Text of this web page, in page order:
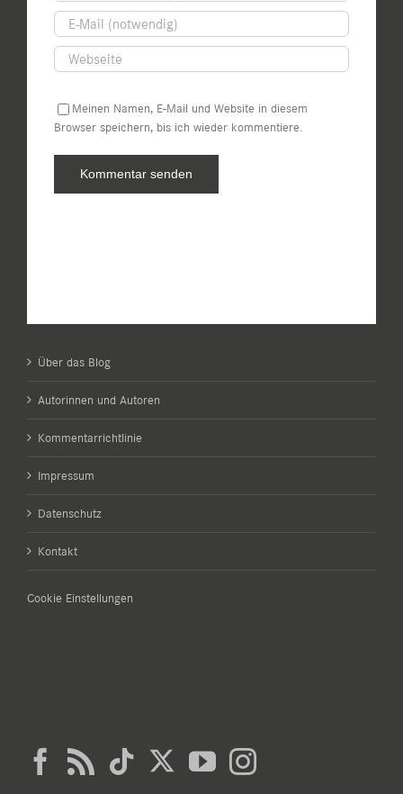
Meinen Namen, E-Mail und Website in diesem
Browser speichern, bis ich wieder kommentiere.
Über das Blog
Autorinnen und Autoren
Kommentarrichtlinie
Impressum
Datenschutz
Kontakt
Cookie Einstellungen